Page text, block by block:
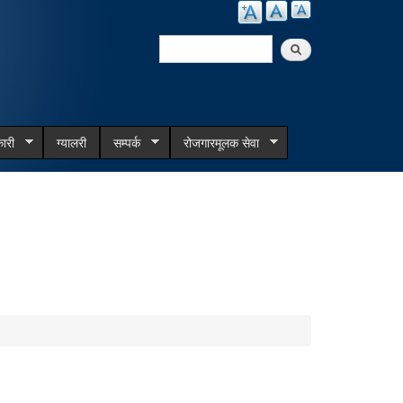
Search
ग्यालरी सम्पर्क रोजगारमूलक सेवा